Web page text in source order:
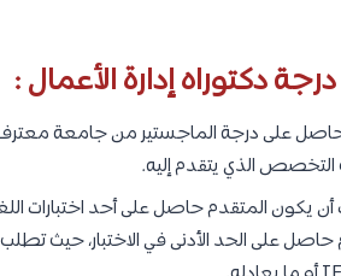
دكتوراه إدارة الأعمال :
على درجة الماجستير من جامعة معترف
الذي يتقدم إليه.